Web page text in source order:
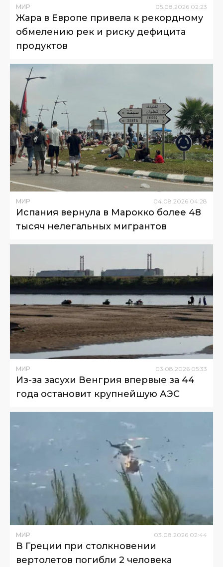
МИР 05.08.2026 02:23
Жара в Европе привела к рекордному
обмелению рек и риску дефицита
продуктов
МИР 04.08.2026 04:28
Испания вернула в Марокко более 48
тысяч нелегальных мигрантов
МИР 03 08 2026 05:33
Из-за засухи Венгрия впервые за 44
года остановит крупнейшую АЭС
МИР 03.08.2026 02:44
В Греции при столкновении
вертолетов погибли 2 человека